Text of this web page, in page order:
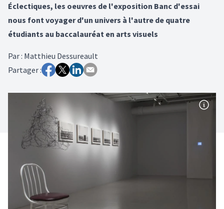
Éclectiques, les oeuvres de l'exposition Banc d'essai
nous font voyager d'un univers à l'autre de quatre
étudiants au baccalauréat en arts visuels
Par: Matthieu Dessureault
Partager :